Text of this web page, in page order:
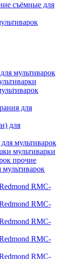
съёмные для
мультиварок
для
для
мультиварок
мультиварки
прочие
мультиварок
RMC-
RMC-
RMC-
RMC-
RMC-